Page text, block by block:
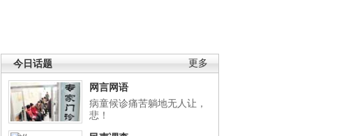
更多
今日话题
网言网语
病童候诊痛苦躺地无人让，
悲！